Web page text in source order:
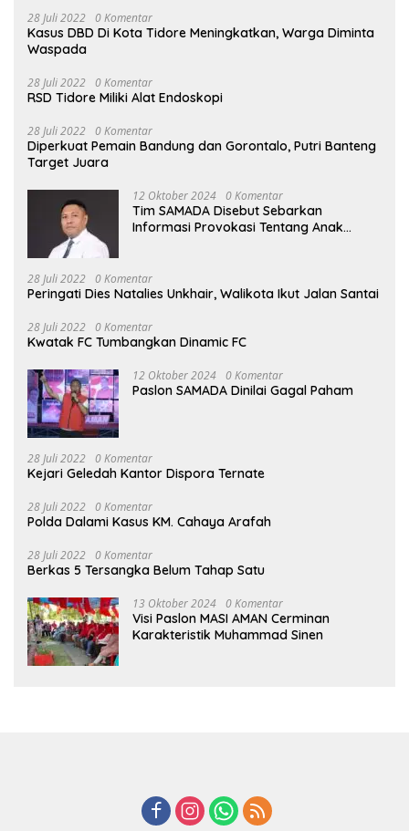
28 Juli 2022 0 Komentar
Kasus DBD Di Kota Tidore Meningkatkan, Warga Diminta
Waspada
28 Juli 2022 0 Komentar
RSD Tidore Miliki Alat Endoskopi
28 Juli 2022 0 Komentar
Diperkuat Pemain Bandung dan Gorontalo, Putri Banteng
Target Juara
12 Oktober 2024 0 Komentar
Tim SAMADA Disebut Sebarkan
Informasi Provokasi Tentang Anak
28 Juli 2022 0 Komentar
Peringati Dies Natalies Unkhair, Walikota Ikut Jalan Santai
28 Juli 2022 0 Komentar
Kwatak FC Tumbangkan Dinamic FC
12 Oktober 2024 0 Komentar
Paslon SAMADA Dinilai Gagal Paham
28 Juli 2022 0 Komentar
Kejari Geledah Kantor Dispora Ternate
28 Juli 2022 0 Komentar
Polda Dalami Kasus KM. Cahaya Arafah
28 Juli 2022 0 Komentar
Berkas 5 Tersangka Belum Tahap Satu
13 Oktober 2024 0 Komentar
Visi Paslon MASI AMAN Cerminan
Karakteristik Muhammad Sinen